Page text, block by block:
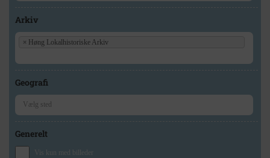
Arkiv
× Høng Lokalhistoriske Arkiv
Geografi
Generelt
Vis kun med billeder